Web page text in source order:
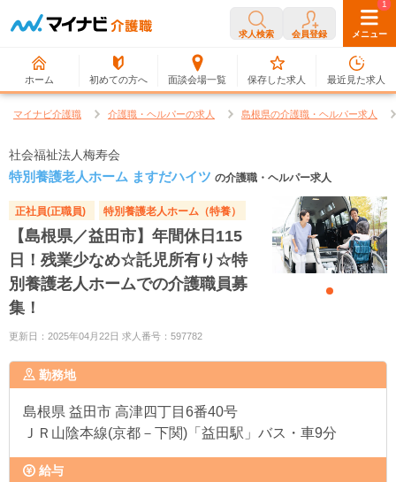
求人検索 会員登録 メニュー
ホーム 初めての方へ 面談会場一覧
0
保存した求人
1
最近見た求人
マイナビ介護職 介護職・ヘルパーの求人 島根県の介護職・ヘルパー求人
社会福祉法人梅寿会
特別養護老人ホーム ますだハイツ の介護職・ヘルパー求人
正社員(正職員) 特別養護老人ホーム（特養）
【島根県／益田市】年間休日115
日！残業少なめ☆託児所有り☆特
別養護老人ホームでの介護職員募
集！
更新日：2025年04月22日 求人番号：597782
勤務地
島根県 益田市 高津四丁目6番40号
ＪＲ山陰本線(京都－下関)「益田駅」バス・車9分
給与